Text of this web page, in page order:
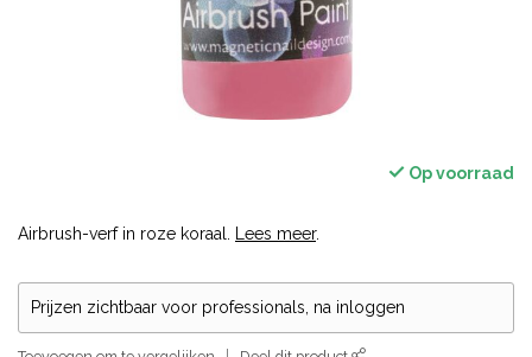
Op voorraad
Airbrush-verf in roze koraal. Lees meer.
Prijzen zichtbaar voor professionals, na inloggen